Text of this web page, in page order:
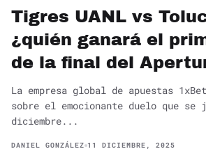
Tigres UANL vs
¿quién ganará el
de la final del
La empresa global de apuestas
sobre el emocionante duelo que se
diciembre...
DANIEL GONZÁLEZ 11 DICIEMBRE, 2025